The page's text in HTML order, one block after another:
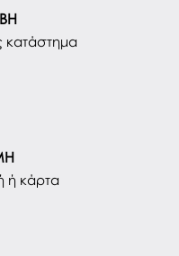
κατάστημα
ή κάρτα